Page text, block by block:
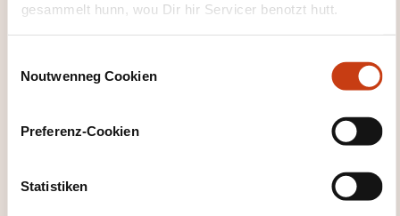
gesammelt hunn, wou Dir hir Servicer benotzt hutt.
Noutwenneg Cookien
Preferenz-Cookien
Statistikend'Formatiounsinstitut